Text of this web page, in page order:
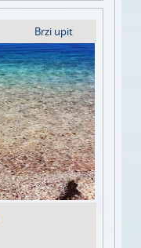
Brzi upit